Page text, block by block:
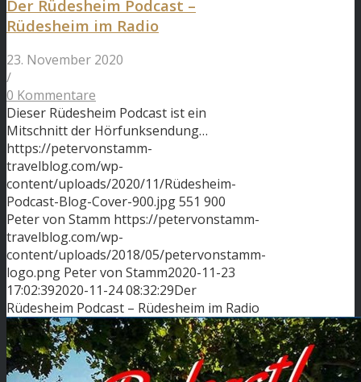
Der Rüdesheim Podcast –
Rüdesheim im Radio
23. November 2020
/
0 Kommentare
Dieser Rüdesheim Podcast ist ein
Mitschnitt der Hörfunksendung…
https://petervonstamm-
travelblog.com/wp-
content/uploads/2020/11/Rüdesheim-
Podcast-Blog-Cover-900.jpg551 900
Peter von Stamm https://petervonstamm-
travelblog.com/wp-
content/uploads/2018/05/petervonstamm-
logo.png Peter von Stamm2020-11-23
17:02:392020-11-24 08:32:29Der
Rüdesheim Podcast – Rüdesheim im Radio